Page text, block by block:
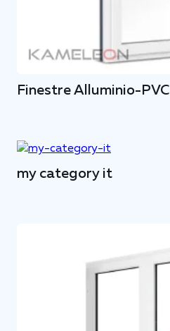
Finestre Alluminio-PVC
my category it